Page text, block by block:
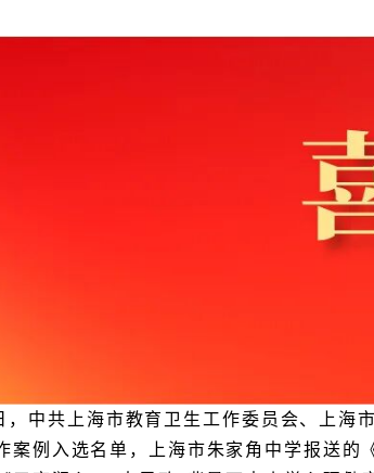
，中共上海市教育卫生工作委员会、上海
案例入选名单，上海市朱家角中学报送